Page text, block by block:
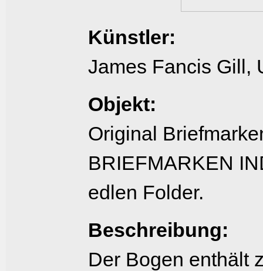
Künstler:
James Fancis Gill,
Objekt:
Original
BRIEFMARKEN
edlen Folder.
Beschreibung:
Der Bogen enthält